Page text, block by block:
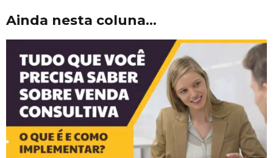
Ainda nesta coluna...